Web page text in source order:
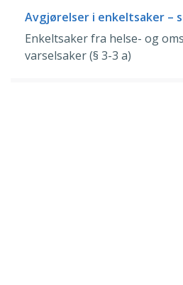
Avgjørelser i enkeltsaker –
Enkeltsaker fra helse- og
varselsaker (§ 3-3 a)